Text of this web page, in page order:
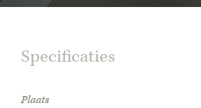
Specificaties
Plaats